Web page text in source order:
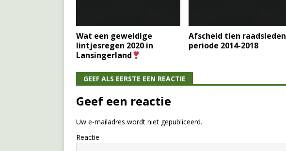
Wat een geweldige
lintjesregen 2020 in
Lansingerland
Afscheid tien raadsleden
periode 2014-2018
GEEF ALS EERSTE EEN REACTIE
Geef een reactie
Uw e-mailadres wordt niet gepubliceerd.
Reactie